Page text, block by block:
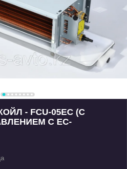
- FCU-05EC (С
С EC-